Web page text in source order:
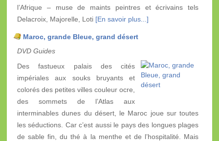
l’Afrique – muse de maints peintres et écrivains tels
Delacroix, Majorelle, Loti [En savoir plus...]
Maroc, grande Bleue, grand désert
DVD Guides
Des fastueux palais des cités
impériales aux souks bruyants et
colorés des petites villes couleur ocre,
des sommets de l’Atlas aux
interminables dunes du désert, le Maroc joue sur toutes
les séductions. Car c’est aussi le pays des longues plages
de sable fin, du thé à la menthe et de l’hospitalité. Mais